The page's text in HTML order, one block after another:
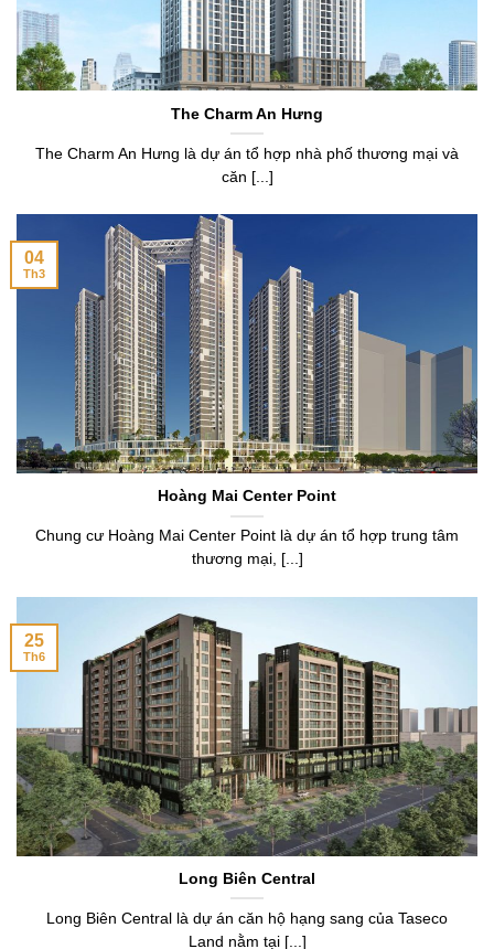
The Charm An Hưng
The Charm An Hưng là dự án tổ hợp nhà phố thương mại và
căn [...]
Hoàng Mai Center Point
Chung cư Hoàng Mai Center Point là dự án tổ hợp trung tâm
thương mại, [...]
04
Th3
Long Biên Central
Long Biên Central là dự án căn hộ hạng sang của Taseco
Land nằm tại [...]
25
Th6